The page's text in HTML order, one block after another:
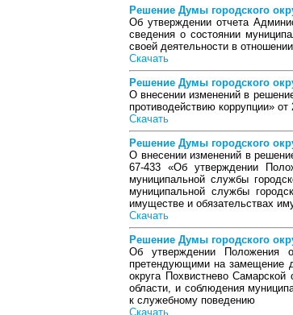
Решение Думы городского
Об утверждении отчета
сведения о состоянии
своей деятельности в
Скачать
Решение Думы городского
О внесении изменений в
противодействию коррупции»
Скачать
Решение Думы городского
О внесении изменений в
67-433 «Об утверждении
муниципальной службы
муниципальной службы
имуществе и обязательствах
Скачать
Решение Думы городского
Об утверждении Положения
претендующими на замещение
округа Похвистнево
области, и соблюдения
к служебному поведению
Скачать